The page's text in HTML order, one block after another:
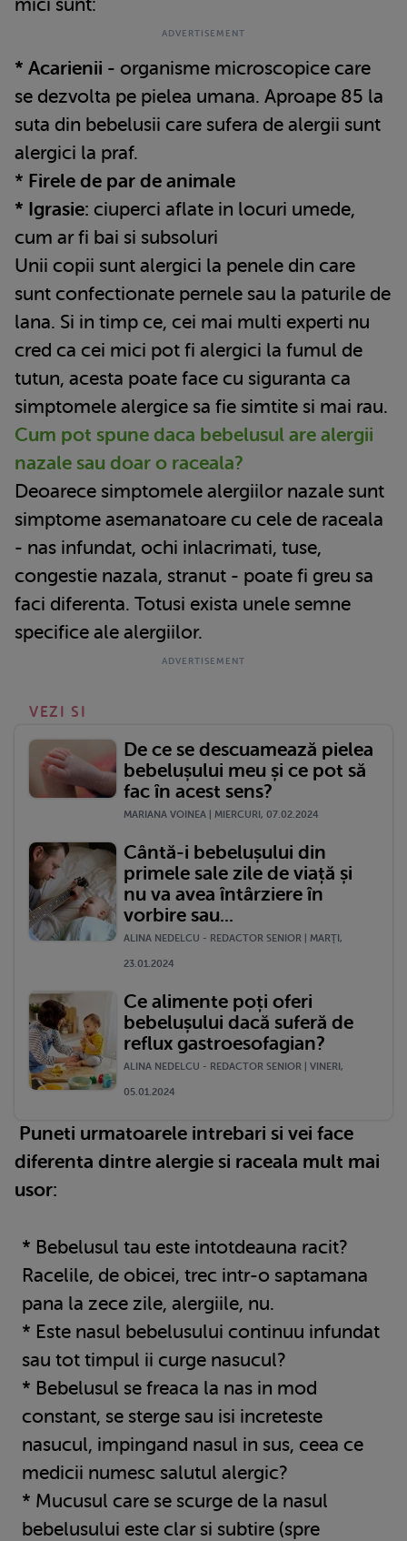
* Acarienii - organisme microscopice care
se dezvolta pe pielea umana. Aproape 85 la
suta din bebelusii care sufera de alergii sunt
alergici la praf.
* Firele de par de animale
* Igrasie: ciuperci aflate in locuri umede,
cum ar fi bai si subsoluri
Unii copii sunt alergici la penele din care
sunt confectionate pernele sau la paturile de
lana. Si in timp ce, cei mai multi experti nu
cred ca cei mici pot fi alergici la fumul de
tutun, acesta poate face cu siguranta ca
simptomele alergice sa fie simtite si mai rau.
Cum pot spune daca bebelusul are alergii
nazale sau doar o raceala?
Deoarece simptomele alergiilor nazale sunt
simptome asemanatoare cu cele de raceala
- nas infundat, ochi inlacrimati, tuse,
congestie nazala, stranut - poate fi greu sa
faci diferenta. Totusi exista unele semne
specifice ale alergiilor.
VEZI SI
De ce se descuamează pielea
bebelușului meu și ce pot să
fac în acest sens?
MARIANA VOINEA | MIERCURI, 07.02.2024
Cântă-i bebelușului din
primele sale zile de viață și
nu va avea întârziere în
vorbire sau...
ALINA NEDELCU - REDACTOR SENIOR | MARŢI,
23.01.2024
Ce alimente poți oferi
bebelușului dacă suferă de
reflux gastroesofagian?
ALINA NEDELCU - REDACTOR SENIOR | VINERI,
05.01.2024
Puneti urmatoarele intrebari si vei face
diferenta dintre alergie si raceala mult mai
usor:
* Bebelusul tau este intotdeauna racit?
Racelile, de obicei, trec intr-o saptamana
pana la zece zile, alergiile, nu.
* Este nasul bebelusului continuu infundat
sau tot timpul ii curge nasucul?
* Bebelusul se freaca la nas in mod
constant, se sterge sau isi increteste
nasucul, impingand nasul in sus, ceea ce
medicii numesc salutul alergic?
* Mucusul care se scurge de la nasul
bebelusului este clar si subtire (spre